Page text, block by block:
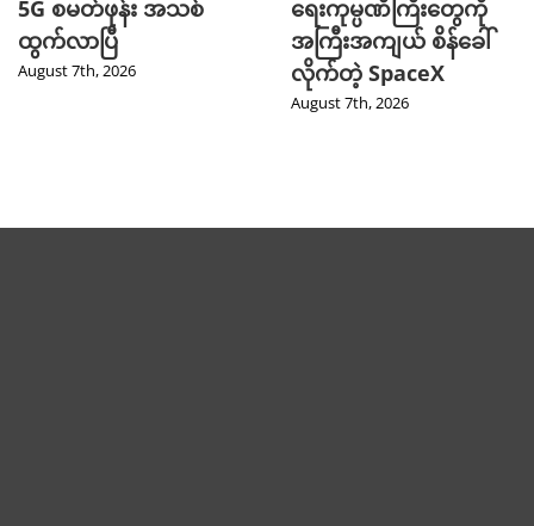
5G စမတ်ဖုန်း အသစ်
ထွက်လာပြီ
August 7th, 2026
ရေးကုမ္ပဏီကြီးတွေကို
အကြီးအကျယ် စိန်ခေါ်
လိုက်တဲ့ SpaceX
August 7th, 2026